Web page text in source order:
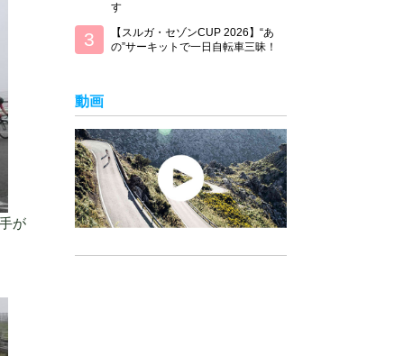
が
す
【スルガ・セゾンCUP 2026】“あ
の”サーキットで一日自転車三昧！
動画